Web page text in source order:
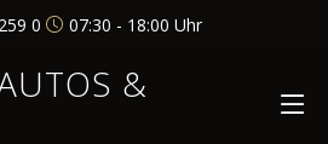
0 07:30 - 18:00 Uhr
&